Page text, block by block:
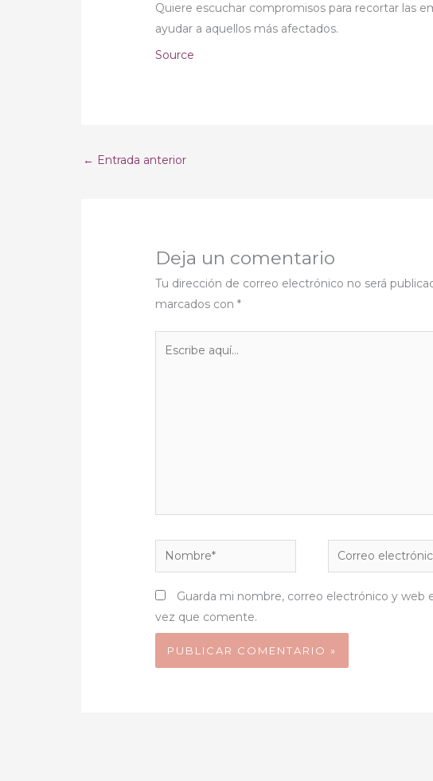
Quiere escuchar compromisos para recortar las
ayudar a aquellos más afectados.
Source
← Entrada anterior
Deja un comentario
Tu dirección de correo electrónico no será
marcados con*
Nombre*
Correo
electrónico*
Guarda mi nombre, correo electrónico y web
vez que comente.